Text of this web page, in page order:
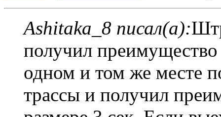
Ashitaka_8 писал(а):
получил
одном и том же месте
трассы и получил